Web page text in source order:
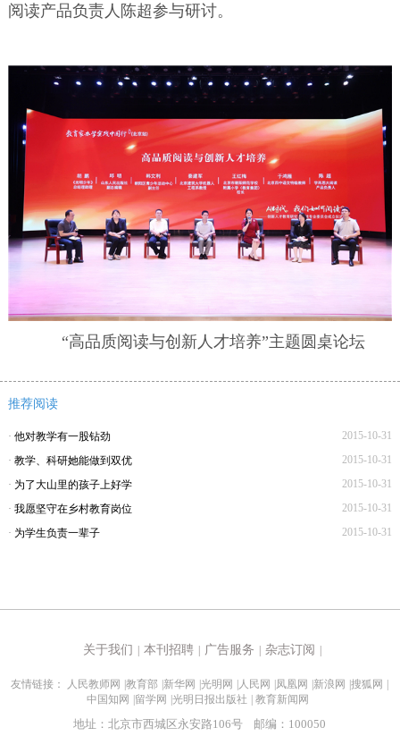
阅读产品负责人陈超参与研讨。
“高品质阅读与创新人才培养”主题圆桌论坛
推荐阅读
2015-10-31
· 他对教学有一股钻劲
2015-10-31
· 教学、科研她能做到双优
2015-10-31
· 为了大山里的孩子上好学
2015-10-31
· 我愿坚守在乡村教育岗位
2015-10-31
· 为学生负责一辈子
关于我们 本刊招聘 广告服务 杂志订阅
友情链接： 人民教师网 |教育部 新华网 |光明网 人民网 凤凰网 新浪网 |搜狐网
中国知网
留学网 |光明日报出版社 |教育新闻网
地址：北京市西城区永安路106号 邮编：100050